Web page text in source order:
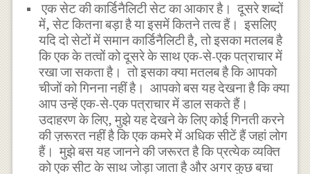
एक सेट की कार्डिनैलिटी सेट का आकार है। दूसरे शब्दों
में, सेट कितना बड़ा है या इसमें कितने तत्व हैं। इसलिए
यदि दो सेटों में समान कार्डिनैलिटी है, तो इसका मतलब है
कि एक के तत्वों को दूसरे के साथ एक-से-एक पत्राचार में
रखा जा सकता है। तो इसका क्या मतलब है कि आपको
चीजों को गिनना नहीं है। आपको बस यह देखना है कि क्या
आप उन्हें एक-से-एक पत्राचार में डाल सकते हैं।
उदाहरण के लिए, मुझे यह देखने के लिए कोई गिनती करने
की ज़रूरत नहीं है कि एक कमरे में अधिक सीटें हैं जहां लोग
हैं। मुझे बस यह जानने की जरूरत है कि प्रत्येक व्यक्ति
को एक सीट के साथ जोड़ा जाता है और अगर कुछ बचा